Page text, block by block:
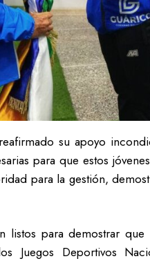
su apoyo
para que estos
para la gestión,
listos para demostrar
Deportivos